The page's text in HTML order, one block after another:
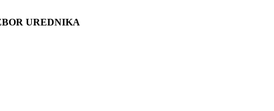
UREDNIKA